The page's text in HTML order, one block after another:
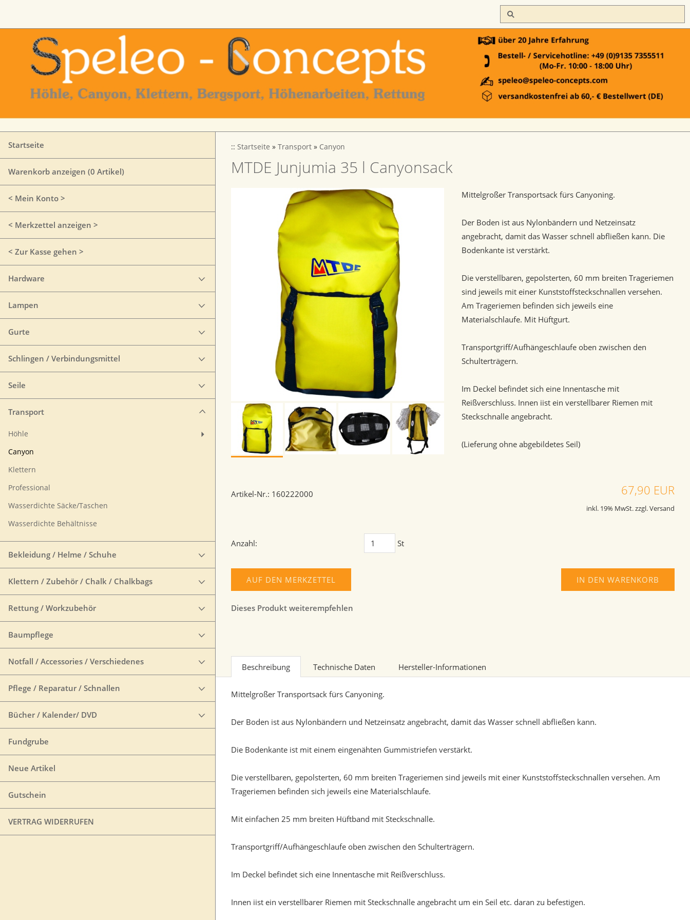
Startseite
Warenkorb anzeigen (0 Artikel)
< Mein Konto >
< Merkzettel anzeigen >
< Zur Kasse gehen >
Hardware
Lampen
Gurte
Schlingen / Verbindungsmittel
Seile
Transport
Höhle
Canyon
Klettern
Professional
Wasserdichte Säcke/Taschen
Wasserdichte Behältnisse
Bekleidung / Helme / Schuhe
Klettern / Zubehör / Chalk / Chalkbags
Rettung / Workzubehör
Baumpflege
Notfall / Accessories / Verschiedenes
Pflege / Reparatur / Schnallen
Bücher / Kalender/ DVD
Fundgrube
Neue Artikel
Gutschein
VERTRAG WIDERRUFEN
:: Startseite » Transport » Canyon
MTDE Junjumia 35 l Canyonsack
Mittelgroßer Transportsack fürs Canyoning.
Der Boden ist aus Nylonbändern und Netzeinsatz
angebracht, damit das Wasser schnell abfließen kann. Die
Bodenkante ist verstärkt.
Die verstellbaren, gepolsterten, 60 mm breiten Trageriemen
sind jeweils mit einer Kunststoffsteckschnallen versehen.
Am Trageriemen befinden sich jeweils eine
Materialschlaufe. Mit Hüftgurt.
Transportgriff/Aufhängeschlaufe oben zwischen den
Schulterträgern.
Im Deckel befindet sich eine Innentasche mit
Reißverschluss. Innen iist ein verstellbarer Riemen mit
Steckschnalle angebracht.
(Lieferung ohne abgebildetes Seil)
Artikel-Nr.: 160222000 67,90 EUR
inkl. 19% MwSt. zzgl. Versand
Anzahl: St
IN DEN WARENKORB
AUF DEN MERKZETTEL
Dieses Produkt weiterempfehlen
Beschreibung Technische Daten Hersteller-Informationen
Mittelgroßer Transportsack fürs Canyoning.
Der Boden ist aus Nylonbändern und Netzeinsatz angebracht, damit das Wasser schnell abfließen kann.
Die Bodenkante ist mit einem eingenähten Gummistriefen verstärkt.
Die verstellbaren, gepolsterten, 60 mm breiten Trageriemen sind jeweils mit einer Kunststoffsteckschnallen versehen. Am
Trageriemen befinden sich jeweils eine Materialschlaufe.
Mit einfachen 25 mm breiten Hüftband mit Steckschnalle.
Transportgriff/Aufhängeschlaufe oben zwischen den Schulterträgern.
Im Deckel befindet sich eine Innentasche mit Reißverschluss.
Innen iist ein verstellbarer Riemen mit Steckschnalle angebracht um ein Seil etc. daran zu befestigen.